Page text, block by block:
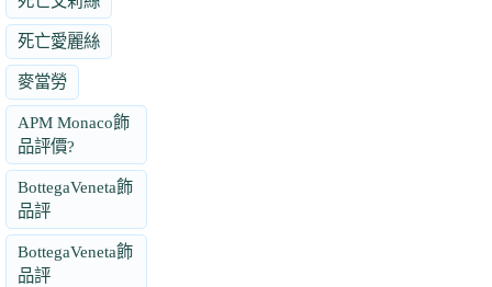
死亡愛麗絲
麥當勞
APM Monaco飾
品評價?
BottegaVeneta飾
品評
BottegaVeneta飾
品評